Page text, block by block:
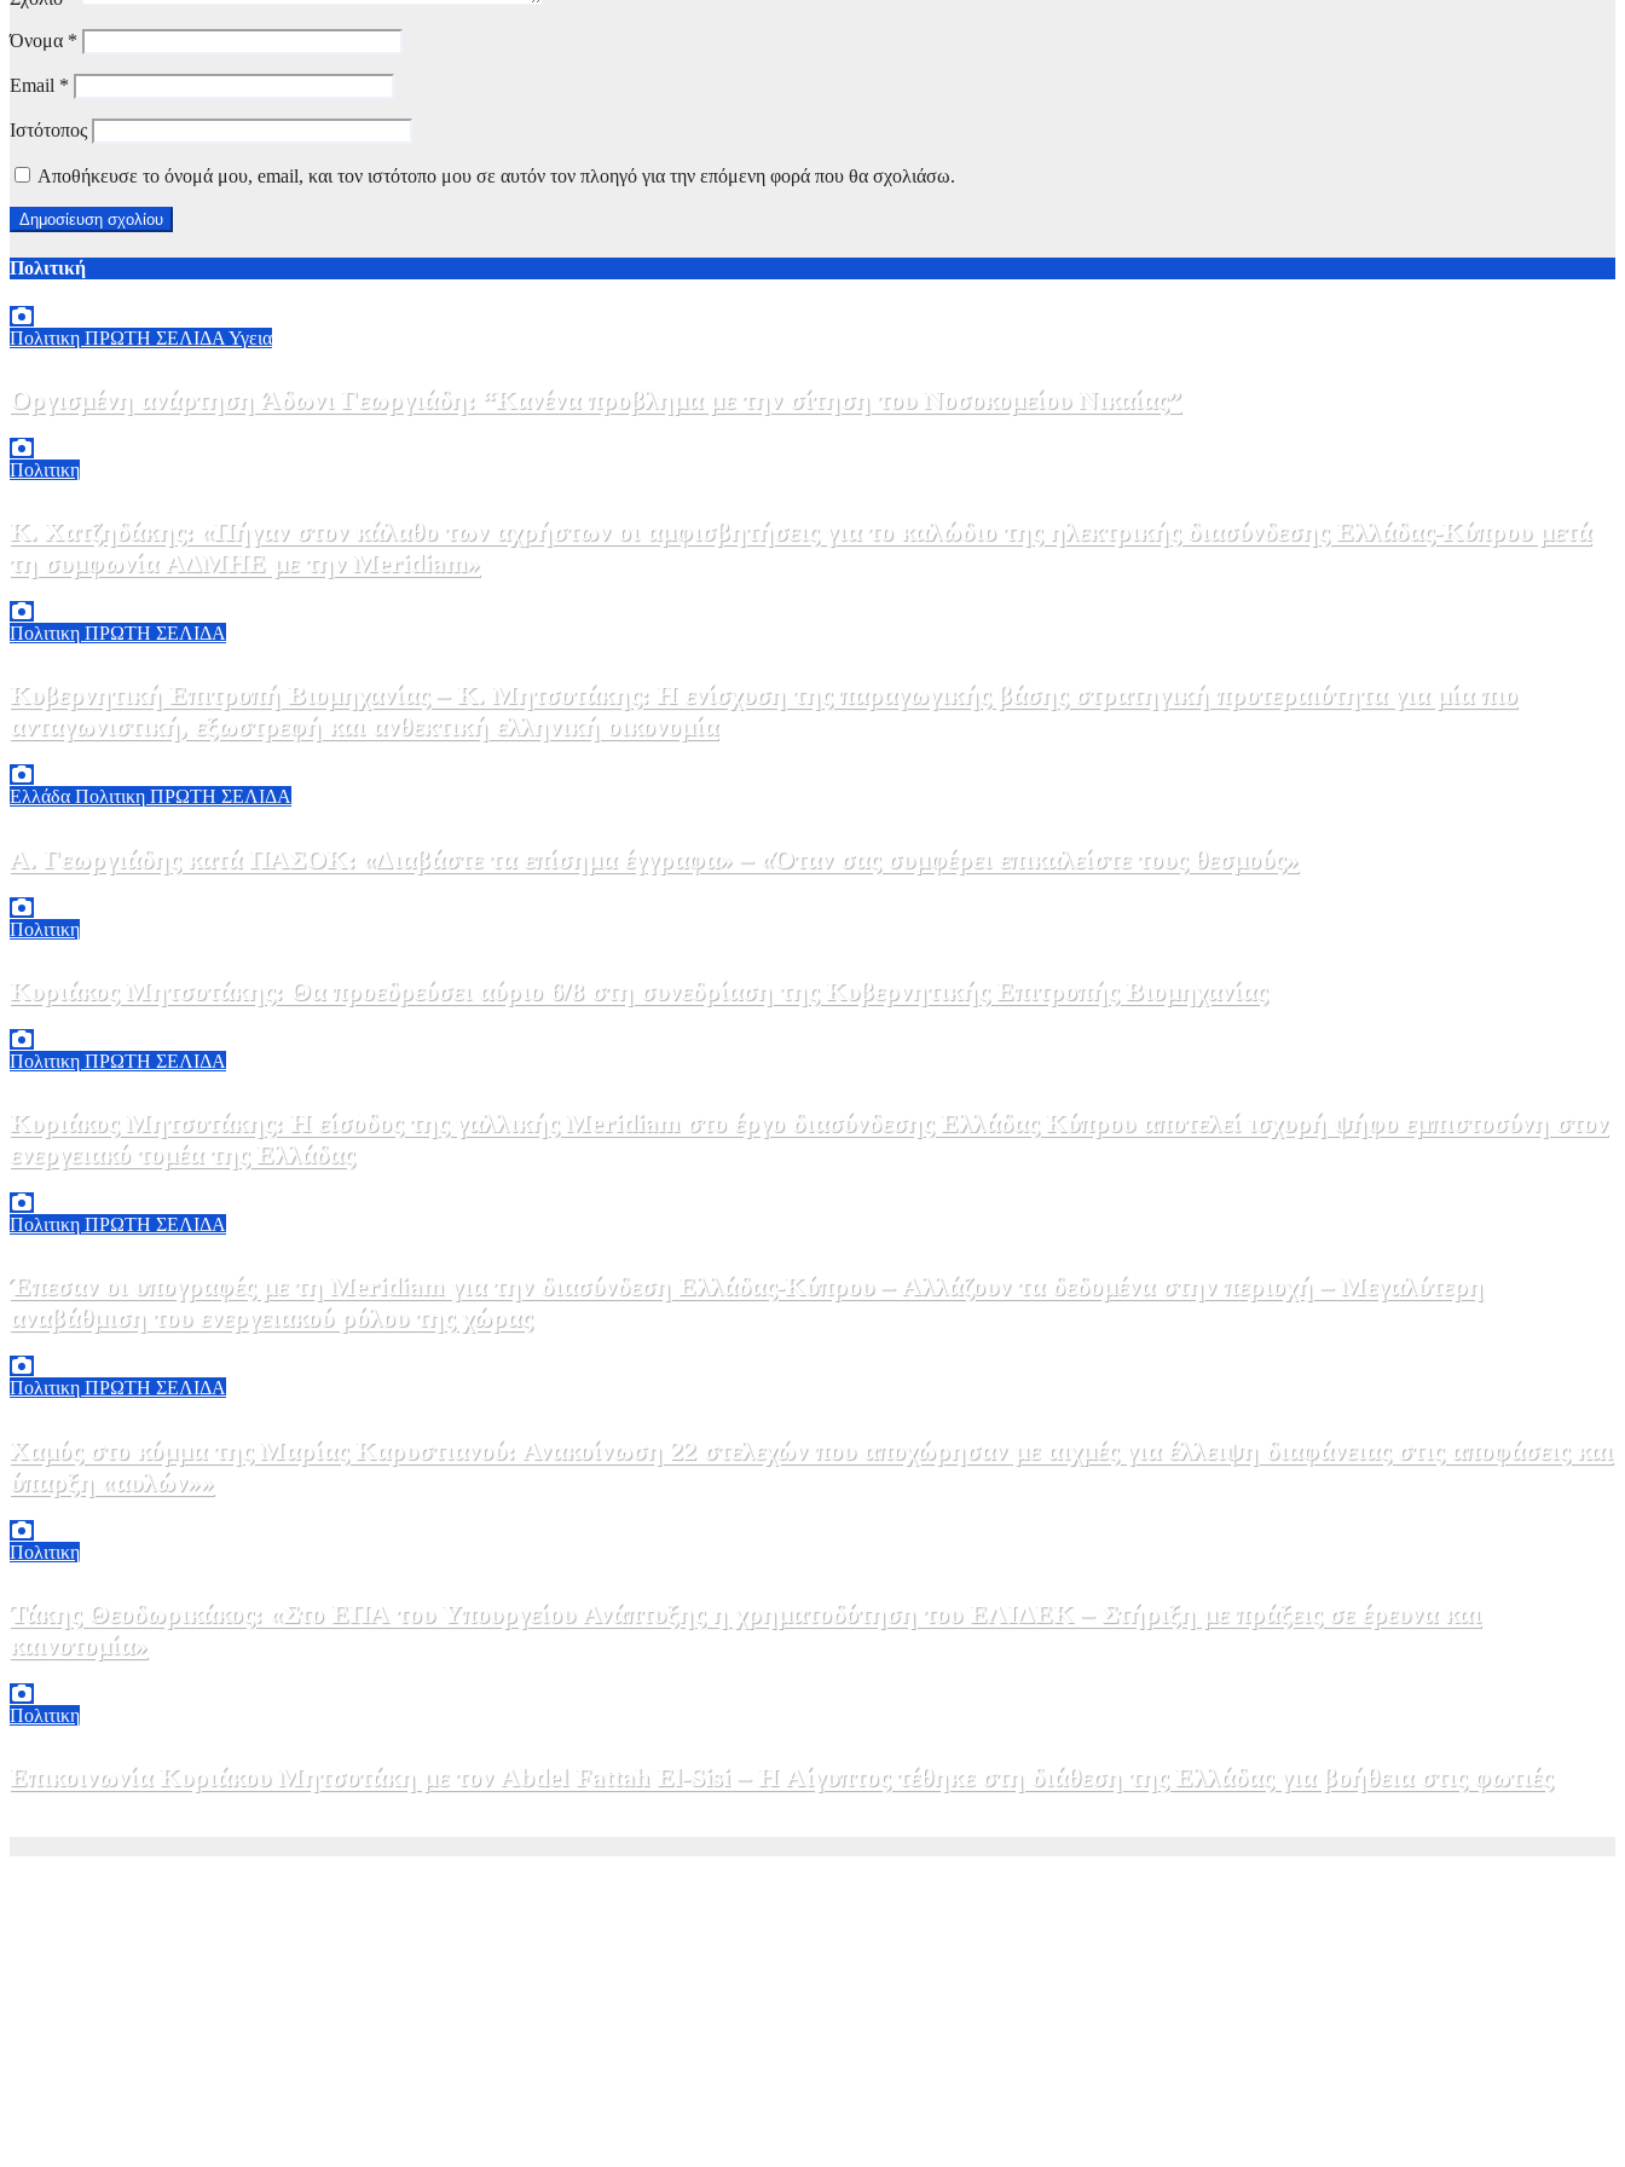
Όνομα *
Email *
Ιστότοπος
Αποθήκευσε το όνομά μου, email, και τον ιστότοπο μου σε αυτόν τον πλοηγό για την επόμενη φορά που θα σχολιάσω.
Πολιτική
Πολιτικη ΠΡΩΤΗ ΣΕΛΙΔΑ Υγεια
Οργισμένη ανάρτηση Άδωνι Γεωργιάδη: “Κανένα προβλημα με την σίτηση του Νοσοκομείου Νικαίας”
Πολιτικη
Κ. Χατζηδάκης: «Πήγαν στον κάλαθο των αχρήστων οι αμφισβητήσεις για το καλώδιο της ηλεκτρικής διασύνδεσης Ελλάδας-Κύπρου μετά
τη συμφωνία ΑΔΜΗΕ με την Meridiam»
Πολιτικη ΠΡΩΤΗ ΣΕΛΙΔΑ
Κυβερνητική Επιτροπή Βιομηχανίας – Κ. Μητσοτάκης: Η ενίσχυση της παραγωγικής βάσης στρατηγική προτεραιότητα για μία πιο
ανταγωνιστική, εξωστρεφή και ανθεκτική ελληνική οικονομία
Ελλάδα Πολιτικη ΠΡΩΤΗ ΣΕΛΙΔΑ
Α. Γεωργιάδης κατά ΠΑΣΟΚ: «Διαβάστε τα επίσημα έγγραφα» – «Όταν σας συμφέρει επικαλείστε τους θεσμούς»
Πολιτικη
Κυριάκος Μητσοτάκης: Θα προεδρεύσει αύριο 6/8 στη συνεδρίαση της Κυβερνητικής Επιτροπής Βιομηχανίας
Πολιτικη ΠΡΩΤΗ ΣΕΛΙΔΑ
Κυριάκος Μητσοτάκης: Η είσοδος της γαλλικής Meridiam στο έργο διασύνδεσης Ελλάδας Κύπρου αποτελεί ισχυρή ψήφο εμπιστοσύνη στον
ενεργειακό τομέα της Ελλάδας
Πολιτικη ΠΡΩΤΗ ΣΕΛΙΔΑ
Έπεσαν οι υπογραφές με τη Meridiam για την διασύνδεση Ελλάδας-Κύπρου – Αλλάζουν τα δεδομένα στην περιοχή – Μεγαλύτερη
αναβάθμιση του ενεργειακού ρόλου της χώρας
Πολιτικη ΠΡΩΤΗ ΣΕΛΙΔΑ
Χαμός στο κόμμα της Μαρίας Καρυστιανού: Ανακοίνωση 22 στελεχών που αποχώρησαν με αιχμές για έλλειψη διαφάνειας στις αποφάσεις και
ύπαρξη «αυλών»»
Πολιτικη
Τάκης Θεοδωρικάκος: «Στο ΕΠΑ του Υπουργείου Ανάπτυξης η χρηματοδότηση του ΕΛΙΔΕΚ – Στήριξη με πράξεις σε έρευνα και
καινοτομία»
Πολιτικη
Επικοινωνία Κυριάκου Μητσοτάκη με τον Abdel Fattah El-Sisi – Η Αίγυπτος τέθηκε στη διάθεση της Ελλάδας για βοήθεια στις φωτιές